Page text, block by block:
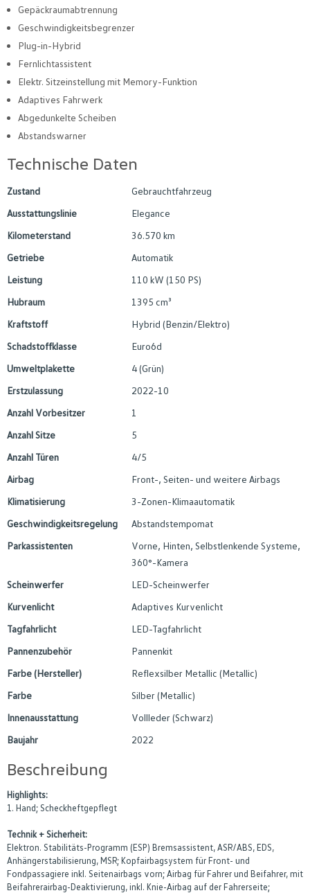
Gepäckraumabtrennung
Geschwindigkeitsbegrenzer
Plug-in-Hybrid
Fernlichtassistent
Elektr. Sitzeinstellung mit Memory-Funktion
Adaptives Fahrwerk
Abgedunkelte Scheiben
Abstandswarner
Technische Daten
Zustand
Gebrauchtfahrzeug
Ausstattungslinie
Elegance
Kilometerstand
36.570 km
Getriebe
Automatik
Leistung
110 kW (150 PS)
Hubraum
1395 cm³
Kraftstoff
Hybrid (Benzin/Elektro)
Schadstoffklasse
Euro6d
Umweltplakette
4 (Grün)
Erstzulassung
2022-10
Anzahl Vorbesitzer
1
Anzahl Sitze
5
Anzahl Türen
4/5
Airbag
Front-, Seiten- und weitere Airbags
Klimatisierung
3-Zonen-Klimaautomatik
Geschwindigkeitsregelung
Abstandstempomat
Parkassistenten
Vorne, Hinten, Selbstlenkende Systeme,
360°-Kamera
Scheinwerfer
LED-Scheinwerfer
Kurvenlicht
Adaptives Kurvenlicht
Tagfahrlicht
LED-Tagfahrlicht
Pannenzubehör
Pannenkit
Farbe (Hersteller)
Reflexsilber Metallic (Metallic)
Farbe
Silber (Metallic)
Innenausstattung
Vollleder (Schwarz)
Baujahr
2022
Beschreibung
Highlights:
1. Hand; Scheckheftgepflegt
Technik + Sicherheit:
Elektron. Stabilitäts-Programm (ESP) Bremsassistent, ASR/ABS, EDS,
Anhängerstabilisierung, MSR; Kopfairbagsystem für Front- und
Fondpassagiere inkl. Seitenairbags vorn; Airbag für Fahrer und Beifahrer, mit
Beifahrerairbag-Deaktivierung, inkl. Knie-Airbag auf der Fahrerseite;